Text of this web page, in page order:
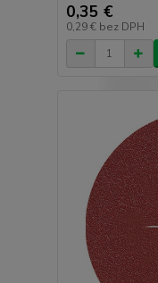
0,35 €
0,29 € bez DPH